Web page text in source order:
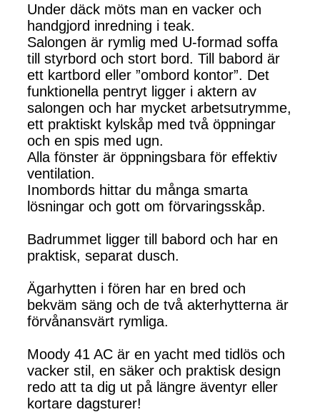
Under däck möts man en vacker och
handgjord inredning i teak.
Salongen är rymlig med U-formad soffa
till styrbord och stort bord. Till babord är
ett kartbord eller ”ombord kontor”. Det
funktionella pentryt ligger i aktern av
salongen och har mycket arbetsutrymme,
ett praktiskt kylskåp med två öppningar
och en spis med ugn.
Alla fönster är öppningsbara för effektiv
ventilation.
Inombords hittar du många smarta
lösningar och gott om förvaringsskåp.
Badrummet ligger till babord och har en
praktisk, separat dusch.
Ägarhytten i fören har en bred och
bekväm säng och de två akterhytterna är
förvånansvärt rymliga.
Moody 41 AC är en yacht med tidlös och
vacker stil, en säker och praktisk design
redo att ta dig ut på längre äventyr eller
kortare dagsturer!